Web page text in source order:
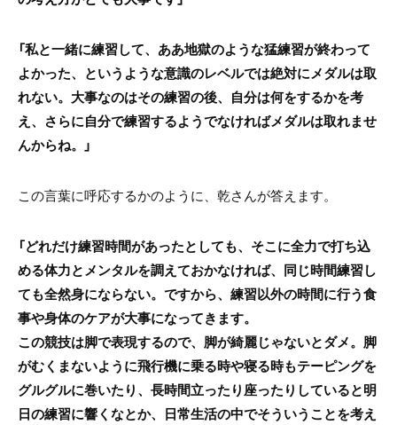
「私と一緒に練習して、ああ地獄のような猛練習が終わって
よかった、というような意識のレベルでは絶対にメダルは取
れない。大事なのはその練習の後、自分は何をするかを考
え、さらに自分で練習するようでなければメダルは取れませ
んからね。」
この言葉に呼応するかのように、乾さんが答えます。
「どれだけ練習時間があったとしても、そこに全力で打ち込
める体力とメンタルを調えておかなければ、同じ時間練習し
ても全然身にならない。ですから、練習以外の時間に行う食
事や身体のケアが大事になってきます。
この競技は脚で表現するので、脚が綺麗じゃないとダメ。脚
がむくまないように飛行機に乗る時や寝る時もテーピングを
グルグルに巻いたり、長時間立ったり座ったりしていると明
日の練習に響くなとか、日常生活の中でそういうことを考え